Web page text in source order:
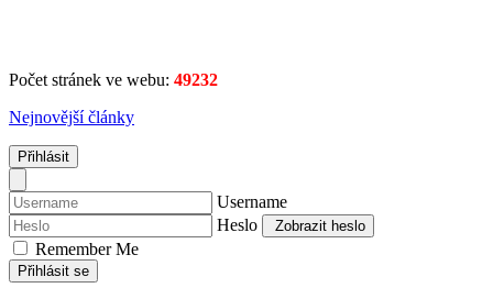
Počet stránek ve webu: 49232
Nejnovější články
Přihlásit
Username
Heslo
Zobrazit heslo
Remember Me
Přihlásit se